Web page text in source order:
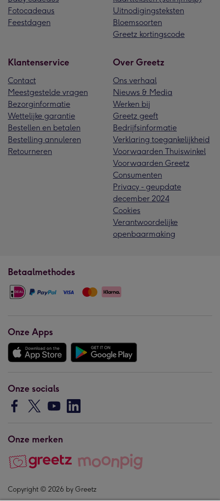
Fotocadeaus
Feestdagen
Uitnodigingsteksten
Bloemsoorten
Greetz kortingscode
Klantenservice
Contact
Meestgestelde vragen
Bezorginformatie
Wettelijke garantie
Bestellen en betalen
Bestelling annuleren
Retourneren
Over Greetz
Ons verhaal
Nieuws & Media
Werken bij
Greetz geeft
Bedrijfsinformatie
Verklaring toegankelijkheid
Voorwaarden Thuiswinkel
Voorwaarden Greetz
Consumenten
Privacy - geupdate
december 2024
Cookies
Verantwoordelijke
openbaarmaking
Betaalmethodes
Onze Apps
Onze socials
Onze merken
Copyright © 2026 by Greetz